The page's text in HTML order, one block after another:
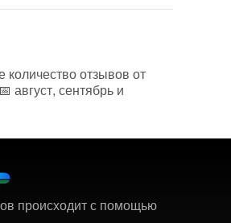
отзывов от
август, сентябрь и
происходит с помощью